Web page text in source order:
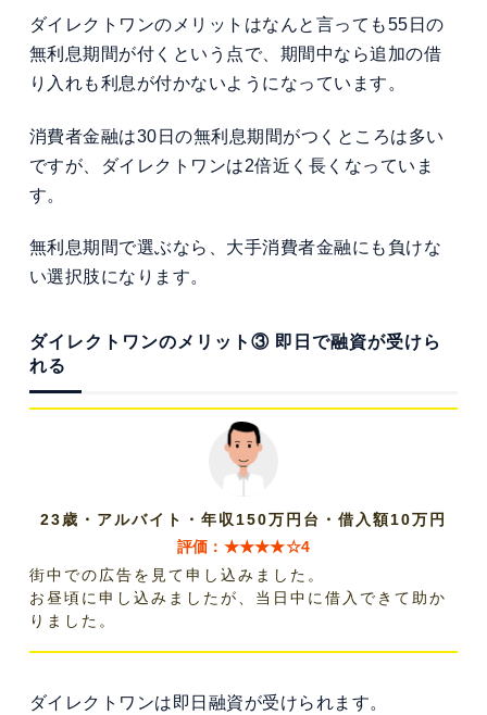
ダイレクトワンのメリットはなんと言っても55日の
無利息期間が付くという点で、期間中なら追加の借
り入れも利息が付かないようになっています。
消費者金融は30日の無利息期間がつくところは多い
ですが、ダイレクトワンは2倍近く長くなっていま
す。
無利息期間で選ぶなら、大手消費者金融にも負けな
い選択肢になります。
ダイレクトワンのメリット③ 即日で融資が受けら
れる
23歳・アルバイト・年収150万円台・借入額10万円
評価：★★★★☆4
街中での広告を見て申し込みました。
お昼頃に申し込みましたが、当日中に借入できて助か
りました。
ダイレクトワンは即日融資が受けられます。